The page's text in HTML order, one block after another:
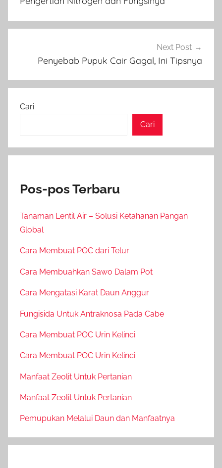
Next Post
Penyebab Pupuk Cair Gagal, Ini Tipsnya
Cari
Cari
Pos-pos Terbaru
Tanaman Lentil Air – Solusi Ketahanan Pangan
Global
Cara Membuat POC dari Telur
Cara Membuahkan Sawo Dalam Pot
Cara Mengatasi Karat Daun Anggur
Fungisida Untuk Antraknosa Pada Cabe
Cara Membuat POC Urin Kelinci
Cara Membuat POC Urin Kelinci
Manfaat Zeolit Untuk Pertanian
Manfaat Zeolit Untuk Pertanian
Pemupukan Melalui Daun dan Manfaatnya